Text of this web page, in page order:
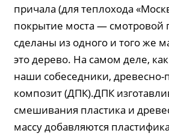
причала (для теплохода
покрытие моста — смотровой
сделаны из одного и того же
это дерево. На самом деле, как
наши собеседники,
композит (ДПК).ДПК
смешивания пластика и
массу добавляются